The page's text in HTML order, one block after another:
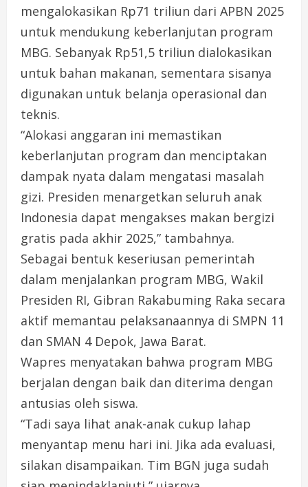
mengalokasikan Rp71 triliun dari APBN 2025
untuk mendukung keberlanjutan program
MBG. Sebanyak Rp51,5 triliun dialokasikan
untuk bahan makanan, sementara sisanya
digunakan untuk belanja operasional dan
teknis.
“Alokasi anggaran ini memastikan
keberlanjutan program dan menciptakan
dampak nyata dalam mengatasi masalah
gizi. Presiden menargetkan seluruh anak
Indonesia dapat mengakses makan bergizi
gratis pada akhir 2025,” tambahnya.
Sebagai bentuk keseriusan pemerintah
dalam menjalankan program MBG, Wakil
Presiden RI, Gibran Rakabuming Raka secara
aktif memantau pelaksanaannya di SMPN 11
dan SMAN 4 Depok, Jawa Barat.
Wapres menyatakan bahwa program MBG
berjalan dengan baik dan diterima dengan
antusias oleh siswa.
“Tadi saya lihat anak-anak cukup lahap
menyantap menu hari ini. Jika ada evaluasi,
silakan disampaikan. Tim BGN juga sudah